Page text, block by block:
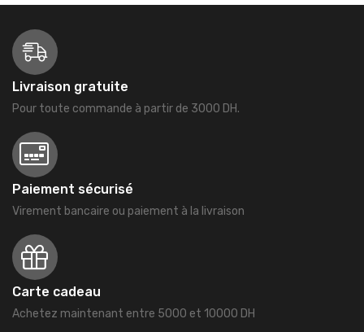
Livraison gratuite
Pour toute commande à partir de 3000 DH.
Paiement sécurisé
Virement bancaire ou paiement à la livraison
Carte cadeau
Achetez maintenant entre 5000 et 10000 DH